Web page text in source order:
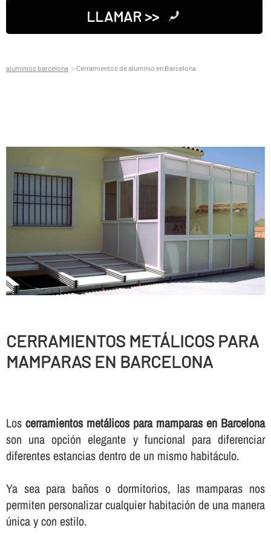
LLAMAR >>
aluminios barcelona Cerramientos de aluminio en Barcelona
CERRAMIENTOS METÁLICOS PARA
MAMPARAS EN BARCELONA
Los cerramientos metálicos para mamparas en Barcelona
son una opción elegante y funcional para diferenciar
diferentes estancias dentro de un mismo habitáculo.
Ya sea para baños o dormitorios, las mamparas nos
permiten personalizar cualquier habitación de una manera
única y con estilo.